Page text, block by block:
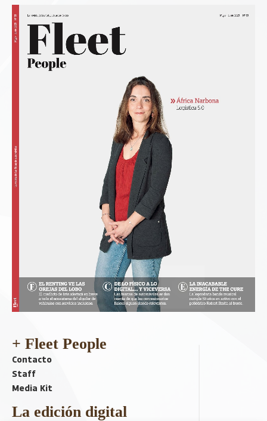
+ Fleet People
Contacto
Staff
Media Kit
La edición digital